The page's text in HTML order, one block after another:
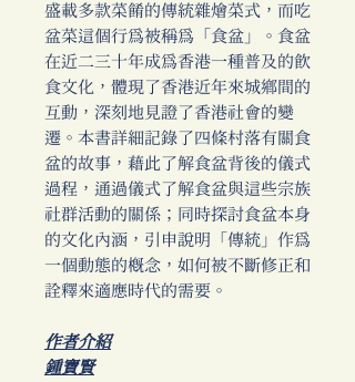
盛載多款菜餚的傳統雜燴菜式，而吃
盆菜這個行為被稱為「食盆」。食盆
在近二三十年成為香港一種普及的飲
食文化，體現了香港近年來城鄉間的
互動，深刻地見證了香港社會的變
遷。本書詳細記錄了四條村落有關食
盆的故事，藉此了解食盆背後的儀式
過程，通過儀式了解食盆與這些宗族
社群活動的關係；同時探討食盆本身
的文化內涵，引申說明「傳統」作為
一個動態的概念，如何被不斷修正和
詮釋來適應時代的需要。
作者介紹
鍾寶賢